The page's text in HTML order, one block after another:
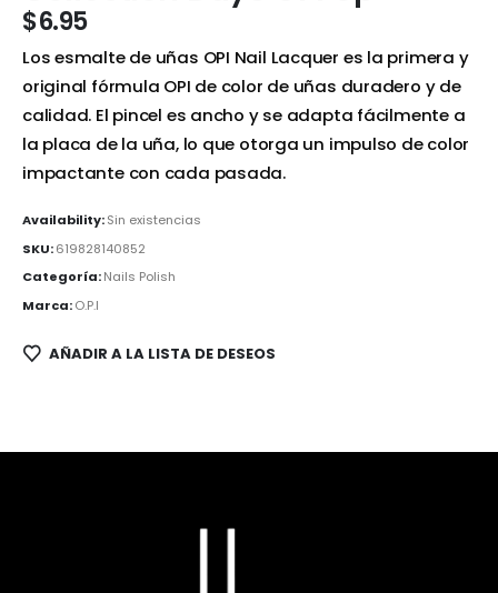
$6.95
Los esmalte de uñas OPI Nail Lacquer es la primera y
original fórmula OPI de color de uñas duradero y de
calidad. El pincel es ancho y se adapta fácilmente a
la placa de la uña, lo que otorga un impulso de color
impactante con cada pasada.
Availability:Sin existencias
SKU:619828140852
Categoría:Nails Polish
Marca:O.P.I
AÑADIR A LA LISTA DE DESEOS